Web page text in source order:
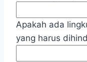
Apakah ada
yang harus